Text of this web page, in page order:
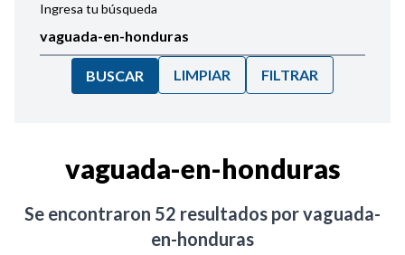
Ingresa tu búsqueda
BUSCAR LIMPIAR FILTRAR
vaguada-en-honduras
Se encontraron 52 resultados porvaguada-
en-honduras